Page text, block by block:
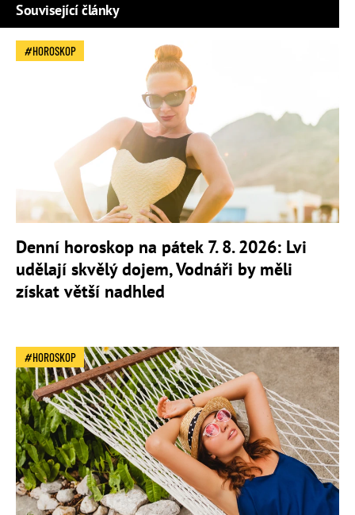
Související články
HOROSKOP
Denní horoskop na pátek 7. 8. 2026: Lvi
udělají skvělý dojem, Vodnáři by měli
získat větší nadhled
HOROSKOP